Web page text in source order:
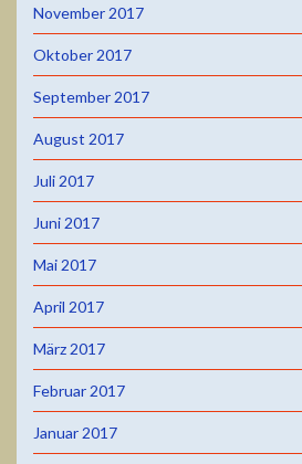
November 2017
Oktober 2017
September 2017
August 2017
Juli 2017
Juni 2017
Mai 2017
April 2017
März 2017
Februar 2017
Januar 2017